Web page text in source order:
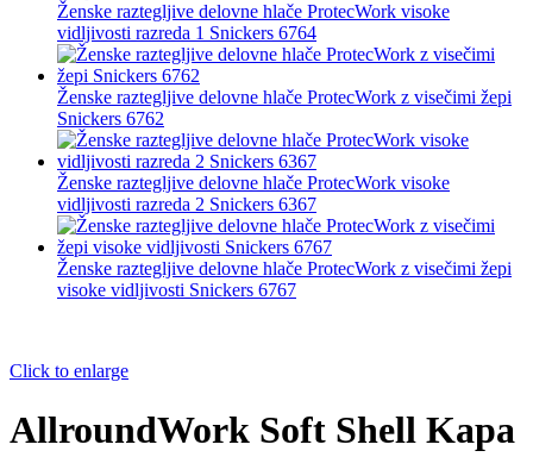
Ženske raztegljive delovne hlače ProtecWork visoke
vidljivosti razreda 1 Snickers 6764
Ženske raztegljive delovne hlače ProtecWork z visečimi žepi
Snickers 6762
Ženske raztegljive delovne hlače ProtecWork visoke
vidljivosti razreda 2 Snickers 6367
Ženske raztegljive delovne hlače ProtecWork z visečimi žepi
visoke vidljivosti Snickers 6767
Click to enlarge
AllroundWork Soft Shell Kapa